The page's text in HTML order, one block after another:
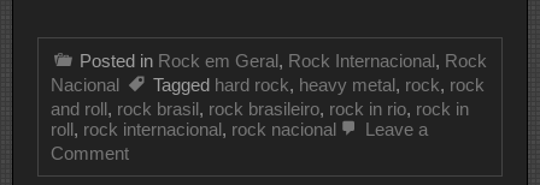
Posted in Rock em Geral, Rock Internacional, Rock
Nacional
Tagged hard rock, heavy metal, rock, rock
and roll, rock brasil, rock brasileiro, rock in rio, rock in
roll, rock internacional, rock nacional
Leave a
Commenton
Rock